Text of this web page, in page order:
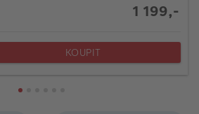
1 199,-
KOUPIT